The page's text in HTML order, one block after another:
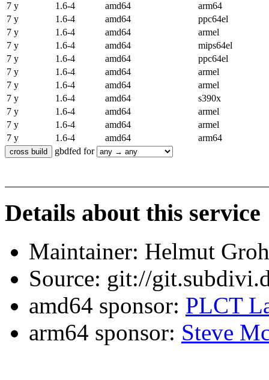
7 y
1.6-4 amd64
arm64
7 y
1.6-4 amd64
ppc64el
7 y
1.6-4 amd64
armel
7 y
1.6-4 amd64
mips64el
7 y
1.6-4 amd64
ppc64el
7 y
1.6-4 amd64
armel
7 y
1.6-4 amd64
armel
7 y
1.6-4 amd64
s390x
7 y
1.6-4 amd64
armel
7 y
1.6-4 amd64
armel
7 y
1.6-4 amd64
arm64
gbdfed for
Details about this service
Maintainer: Helmut
Source: git://
amd64 sponsor: PLCT
arm64 sponsor: Steve